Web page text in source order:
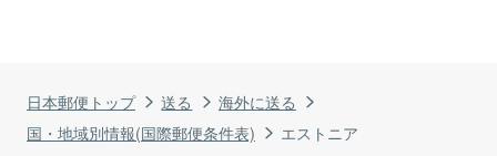
日本郵便トップ 送る
海外に送る
国・地域別情報(国際郵便条件表)
エストニア